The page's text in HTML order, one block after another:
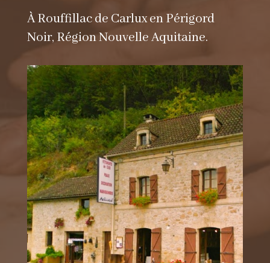
À Rouffillac de Carlux en Périgord
Noir, Région Nouvelle Aquitaine.